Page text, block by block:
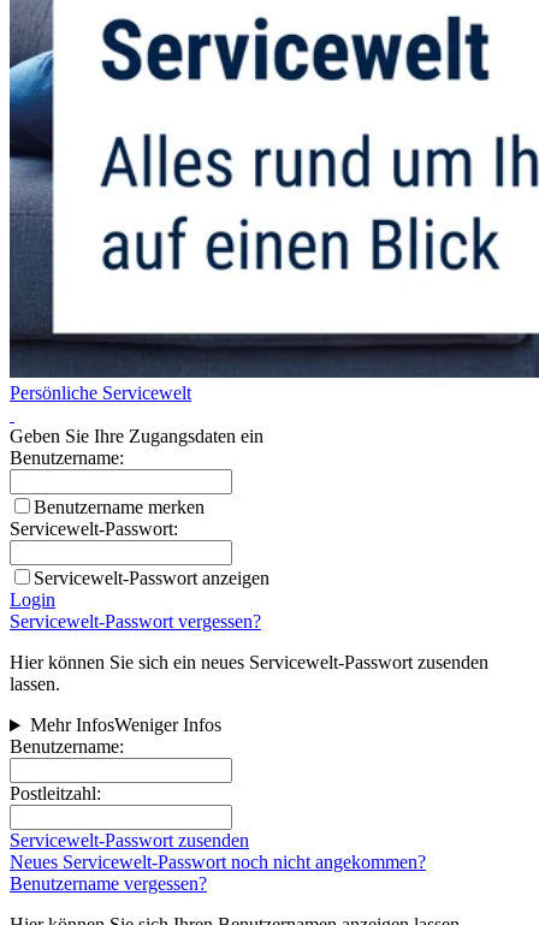
Persönliche Servicewelt
Geben Sie Ihre Zugangsdaten ein
Benutzername:
Benutzername merken
Servicewelt-Passwort:
Servicewelt-Passwort anzeigen
Login
Servicewelt-Passwort vergessen?
Hier können Sie sich ein neues Servicewelt-Passwort zusenden
lassen.
Mehr InfosWeniger Infos
Benutzername:
Postleitzahl:
Servicewelt-Passwort zusenden
Neues Servicewelt-Passwort noch nicht angekommen?
Benutzername vergessen?